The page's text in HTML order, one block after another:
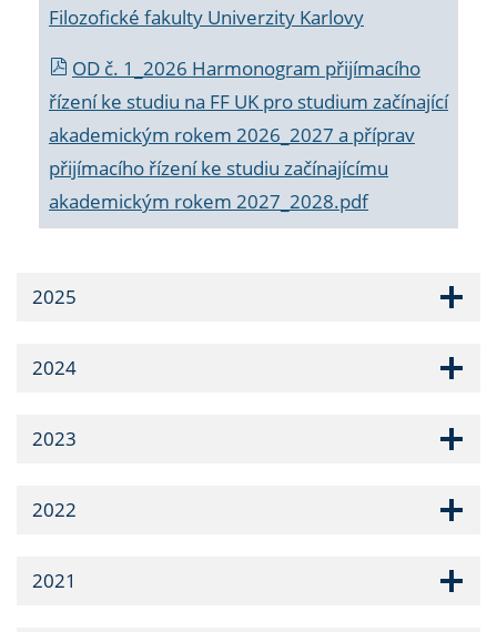
Filozofické fakulty Univerzity Karlovy
OD č. 1_2026 Harmonogram přijímacího
řízení ke studiu na FF UK pro studium začínající
akademickým rokem 2026_2027 a příprav
přijímacího řízení ke studiu začínajícímu
akademickým rokem 2027_2028.pdf
2025
2024
2023
2022
2021